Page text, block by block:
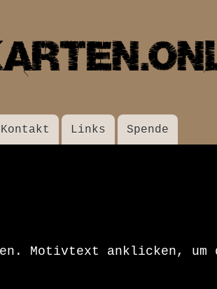
Kontakt Links Spende
Motivtext anklicken, um